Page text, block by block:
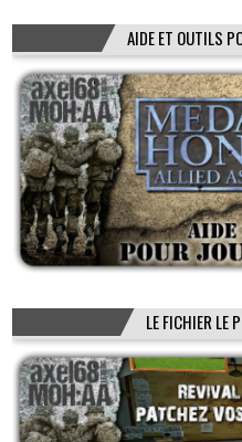
AIDE ET OUTILS
LE FICHIER LE